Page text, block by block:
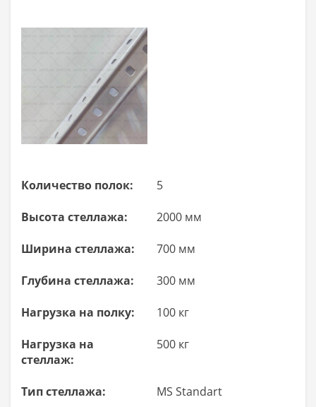
Количество полок: 5
Высота стеллажа: 2000 мм
Ширина стеллажа: 700 мм
Глубина стеллажа: 300 мм
Нагрузка на полку: 100 кг
Нагрузка на
стеллаж:
500 кг
Тип стеллажа: MS Standart